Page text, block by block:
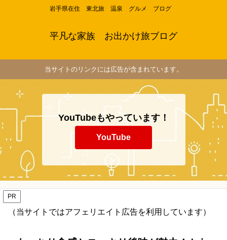
岩手県在住 東北旅 温泉 グルメ ブログ
平凡な家族 お出かけ旅ブログ
当サイトのリンクには広告が含まれています。
YouTubeもやっています！
YouTube
PR
（当サイトではアフェリエイト広告を利用しています）